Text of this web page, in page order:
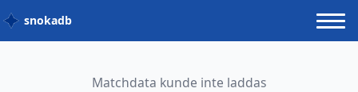
snokadb
Matchdata kunde inte laddas